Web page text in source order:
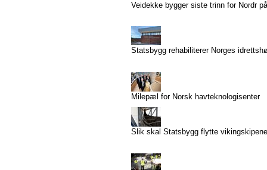
Veidekke bygger siste trinn for Nordr
Statsbygg rehabiliterer Norges
Milepæl for Norsk havteknologisenter
Slik skal Statsbygg flytte vikingskipene